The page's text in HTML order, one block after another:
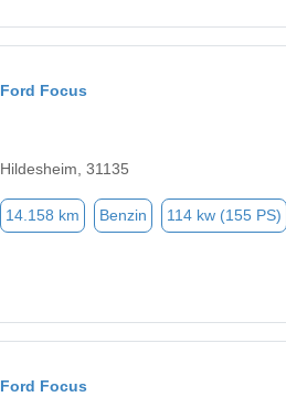
Ford Focus
Hildesheim, 31135
14.158 km Benzin 114 kw (155 PS)
Ford Focus